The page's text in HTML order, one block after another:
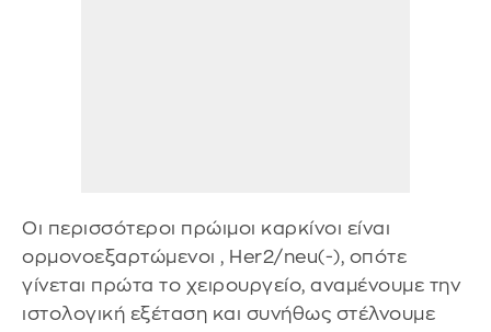
Οι περισσότεροι πρώιμοι καρκίνοι είναι
ορμονοεξαρτώμενοι , Her2/neu(-), οπότε
γίνεται πρώτα το χειρουργείο, αναμένουμε την
ιστολογική εξέταση και συνήθως στέλνουμε